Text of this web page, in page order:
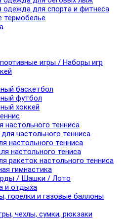
одежда для спорта и фитнеса
термобелье
игры / Наборы игр
баскетбол
футбол
хоккей
настольного тенниса
настольного тенниса
настольного тенниса
настольного тениса
ракеток настольного тенниса
гимнастика
/ Шашки / Лото
и отдыха
горелки и газовые баллоны
чехлы, сумки, рюкзаки